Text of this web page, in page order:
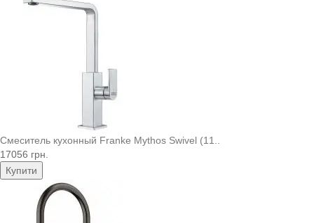
Смеситель кухонный Franke Mythos Swivel (11..
17056 грн.
Купити